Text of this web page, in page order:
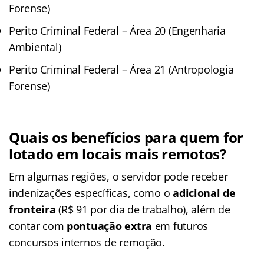
Forense)
Perito Criminal Federal – Área 20 (Engenharia
Ambiental)
Perito Criminal Federal – Área 21 (Antropologia
Forense)
Quais os benefícios para quem for
lotado em locais mais remotos?
Em algumas regiões, o servidor pode receber
indenizações específicas, como oadicional de
fronteira (R$ 91 por dia de trabalho), além de
contar com pontuação extra em futuros
concursos internos de remoção.